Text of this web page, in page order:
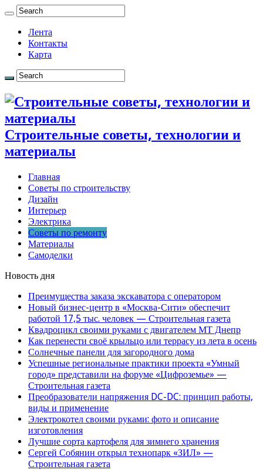
Лента
Контакты
Карта
Строительные советы, технологии и
материалы
Главная
Советы по строительству
Дизайн
Интерьер
Электрика
Советы по ремонту
Материалы
Самоделки
Новость дня
Преимущества заказа экскаватора с оператором
Новый бизнес-центр в «Москва-Сити» обеспечит
работой 17,5 тыс. человек — Строительная газета
Квадроцикл своими руками с двигателем МТ Днепр
Как перенести своё крыльцо или террасу из лета в осень
Солнечные панели для загородного дома
Успешные региональные практики проекта «Умный
город» представили на форуме «Цифроземье» —
Строительная газета
Преобразователи напряжения DC-DC: принцип работы,
виды и применение
Электрокотел своими руками: фото и описание
изготовления
Лучшие сорта картофеля для зимнего хранения
Сергей Собянин открыл технопарк «ЗИЛ» —
Строительная газета